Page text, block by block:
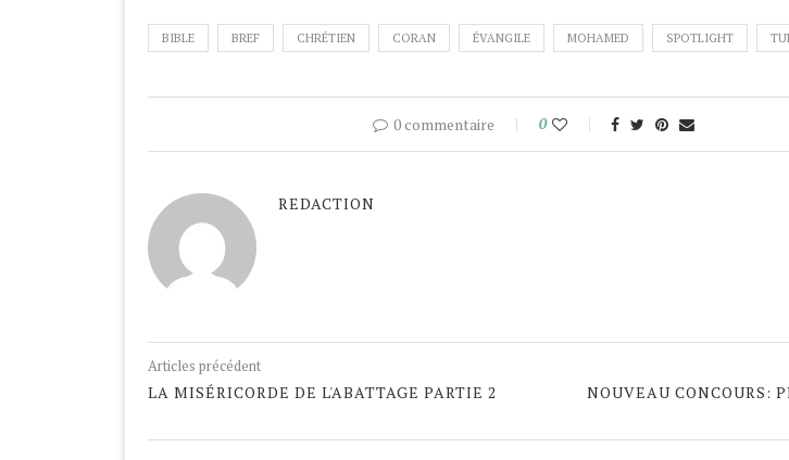
BIBLE BREF CHRÉTIEN CORAN ÉVANGILE MOHAMED SPOTLIGHT
0 commentaire 0
REDACTION
Articles précédent
LA MISÉRICORDE DE L'ABATTAGE PARTIE 2
NOUVEAU CONCOURS: